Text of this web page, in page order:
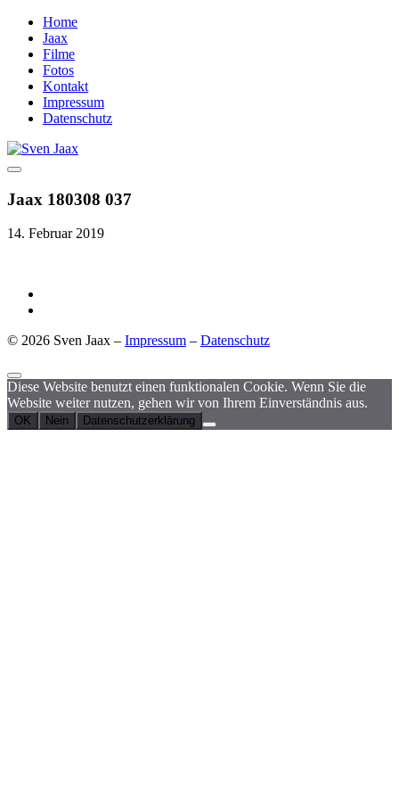
Home
Jaax
Filme
Fotos
Kontakt
Impressum
Datenschutz
Jaax 180308 037
14. Februar 2019
© 2026 Sven Jaax – Impressum – Datenschutz
Diese Website benutzt einen funktionalen Cookie. Wenn Sie die
Website weiter nutzen, gehen wir von Ihrem Einverständnis aus.
OK Nein Datenschutzerklärung